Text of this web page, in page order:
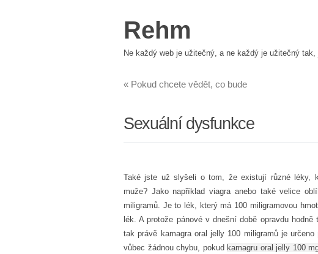
Rehm
Ne každý web je užitečný, a ne každý je užitečný
« Pokud chcete vědět, co bude
Sexuální dysfunkce
Také jste už slyšeli o tom, že existují různé léky,
muže? Jako například viagra anebo také velice
miligramů. Je to lék, který má 100 miligramovou
lék. A protože pánové v dnešní době opravdu
tak právě kamagra oral jelly 100 miligramů je
vůbec žádnou chybu, pokud kamagru oral jelly 100